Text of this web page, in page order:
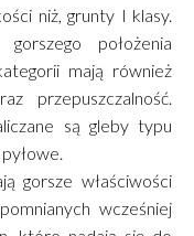
niż, grunty I klasy.
położenia
mają również
przepuszczalność.
są gleby typu
gorsze właściwości
wcześniej